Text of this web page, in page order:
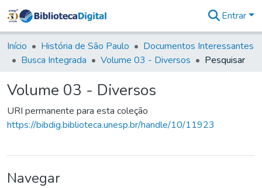
&
Coleções
Tudo na
Digital
Estatísticas
Entrar
Início História de São Paulo
Documentos Interessantes
Busca Integrada
Volume 03 - Diversos Pesquisar
Volume 03 - Diversos
URI permanente para esta coleção
https://bibdig.biblioteca.unesp.br/handle/10/11923
Navegar